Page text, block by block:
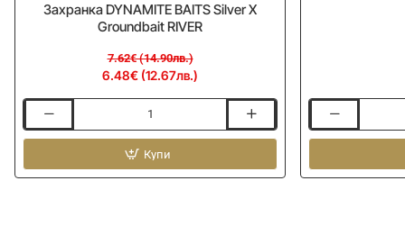
Захранка DYNAMITE BAITS Silver X
Groundbait RIVER
6.48€ (12.67лв.)
7.62€ (14.90лв.)
DYNAMITE
Silver
Купи
GAMAKATSU
2210G